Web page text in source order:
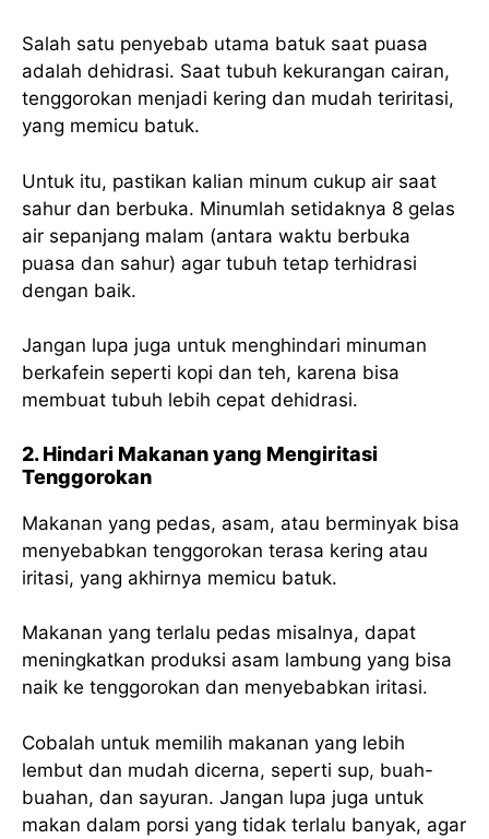
Salah satu penyebab utama batuk saat puasa
adalah dehidrasi. Saat tubuh kekurangan cairan,
tenggorokan menjadi kering dan mudah teriritasi,
yang memicu batuk.
Untuk itu, pastikan kalian minum cukup air saat
sahur dan berbuka. Minumlah setidaknya 8 gelas
air sepanjang malam (antara waktu berbuka
puasa dan sahur) agar tubuh tetap terhidrasi
dengan baik.
Jangan lupa juga untuk menghindari minuman
berkafein seperti kopi dan teh, karena bisa
membuat tubuh lebih cepat dehidrasi.
2. Hindari Makanan yang Mengiritasi
Tenggorokan
Makanan yang pedas, asam, atau berminyak bisa
menyebabkan tenggorokan terasa kering atau
iritasi, yang akhirnya memicu batuk.
Makanan yang terlalu pedas misalnya, dapat
meningkatkan produksi asam lambung yang bisa
naik ke tenggorokan dan menyebabkan iritasi.
Cobalah untuk memilih makanan yang lebih
lembut dan mudah dicerna, seperti sup, buah-
buahan, dan sayuran. Jangan lupa juga untuk
makan dalam porsi yang tidak terlalu banyak, agar